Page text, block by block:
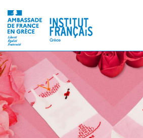
ΜΑΘΗΜΑΤΑ
ΕΞΕΤΑΣΕΙΣ
ΣΠΟΥΔΕΣ
ΣΥΝΕΡΓΕΙΕΣ